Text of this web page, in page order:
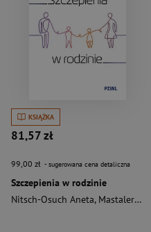
KSIĄŻKA
81,57 zł
99,00 zł - sugerowana cena detaliczna
Szczepienia w rodzinie
Nitsch-Osuch Aneta, Mastalerz-Migas Agnieszka